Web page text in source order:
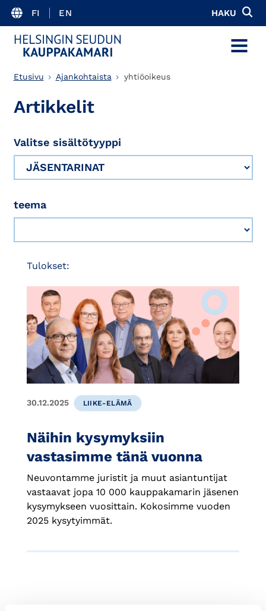
FI EN HAKU
MENU
Etusivu Ajankohtaista yhtiöoikeus
Artikkelit
Valitse sisältötyyppi
teema
Tulokset:
30.12.2025 LIIKE-ELÄMÄ
Näihin kysymyksiin
vastasimme tänä vuonna
Neuvontamme juristit ja muut asiantuntijat
vastaavat jopa 10 000 kauppakamarin jäsenen
kysymykseen vuosittain. Kokosimme vuoden
2025 kysytyimmät.